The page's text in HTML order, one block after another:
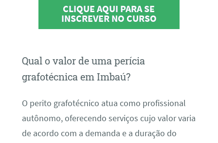
CLIQUE AQUI PARA SE
INSCREVER NO CURSO
Qual o valor de uma perícia
grafotécnica em Imbaú?
O perito grafotécnico atua como profissional
autônomo, oferecendo serviços cujo valor varia
de acordo com a demanda e a duração do